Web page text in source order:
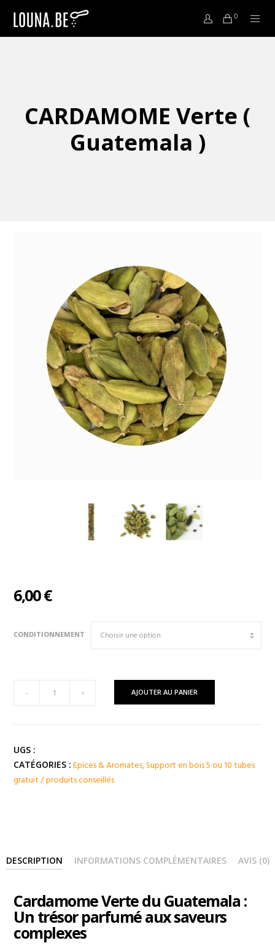
0
CARDAMOME Verte (
Guatemala )
6,00€
CONDITIONNEMENT
(
Guatemala
)
- + AJOUTER AU PANIER
UGS :
CATÉGORIES : Epices & Aromates,Support en bois 5 ou 10 tubes
gratuit / produits conseillés
DESCRIPTION INFORMATIONS COMPLÉMENTAIRES AVIS (0)
Cardamome Verte du Guatemala :
Un trésor parfumé aux saveurs
complexes